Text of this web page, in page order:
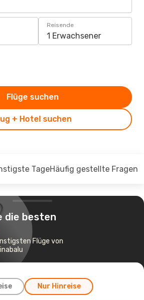
Reisende
1 Erwachsener
+ Hotel suchen
Flüge suchen
TageHäufig gestellte Fragen
die besten
Flüge von
Nur Hinreise